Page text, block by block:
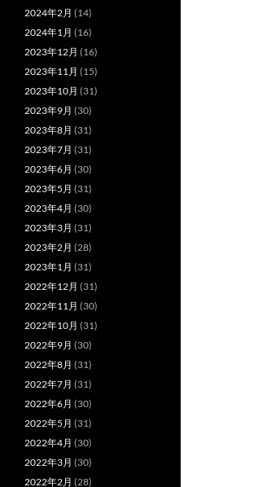
2024年2月 (14)
2024年1月 (16)
2023年12月 (16)
2023年11月 (15)
2023年10月 (31)
2023年9月 (30)
2023年8月 (31)
2023年7月 (31)
2023年6月 (30)
2023年5月 (31)
2023年4月 (30)
2023年3月 (31)
2023年2月 (28)
2023年1月 (31)
2022年12月 (31)
2022年11月 (30)
2022年10月 (31)
2022年9月 (30)
2022年8月 (31)
2022年7月 (31)
2022年6月 (30)
2022年5月 (31)
2022年4月 (30)
2022年3月 (30)
2022年2月 (28)